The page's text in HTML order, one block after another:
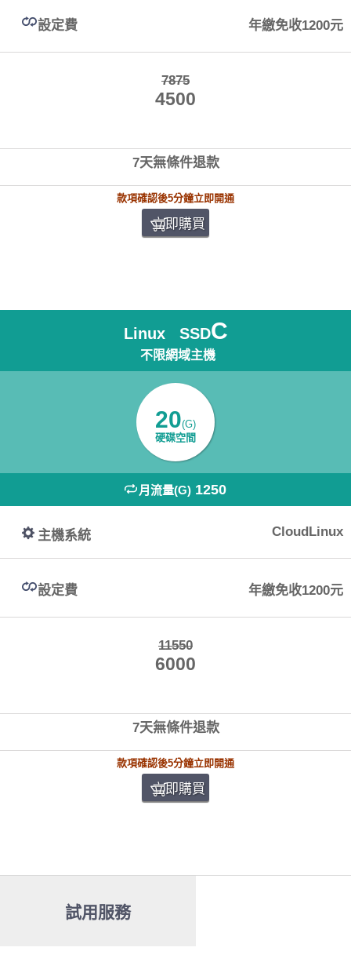
設定費 年繳免收1200元
7875
4500
7天無條件退款
款項確認後5分鐘立即開通
立即購買
Linux SSDC
不限網域主機
20(G)
硬碟空間
月流量(G) 1250
主機系統 CloudLinux
設定費 年繳免收1200元
11550
6000
7天無條件退款
款項確認後5分鐘立即開通
立即購買
試用服務